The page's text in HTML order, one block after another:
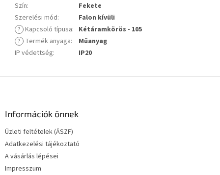
Szín:
Fekete
Szerelési mód:
Falon kívüli
? Kapcsoló típusa: Kétáramkörös - 105
? Termék anyaga:
Műanyag
IP védettség: IP20
Információk önnek
Üzleti feltételek (ÁSZF)
Adatkezelési tájékoztató
A vásárlás lépései
Impresszum